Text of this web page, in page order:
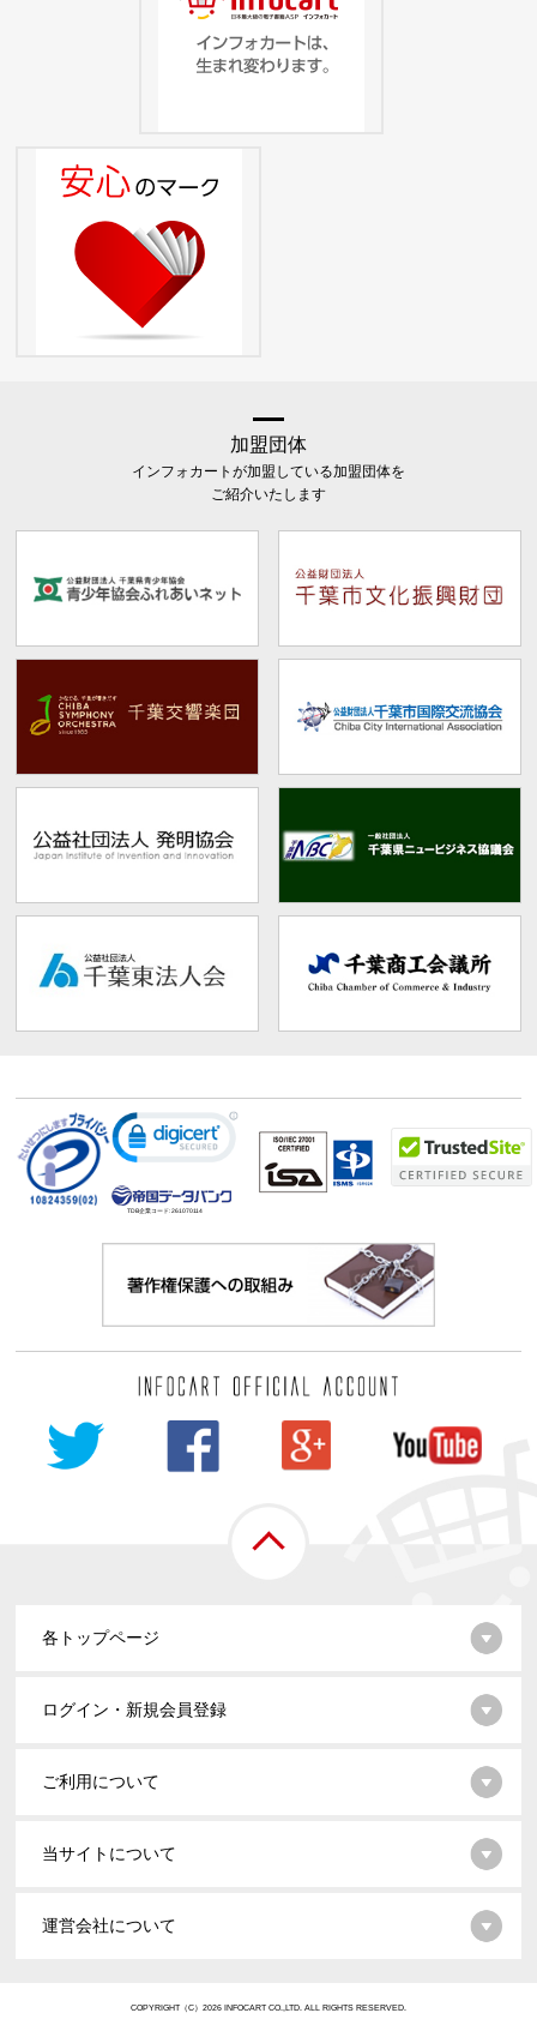
加盟団体
インフォカートが加盟している加盟団体を
ご紹介いたします
TDB企業コード:261070114
各トップページ
ログイン・新規会員登録
ご利用について
当サイトについて
運営会社について
COPYRIGHT（C）2026 INFOCART CO.,LTD. ALL RIGHTS RESERVED.